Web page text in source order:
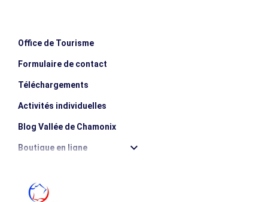
Office de Tourisme
Formulaire de contact
Téléchargements
Activités individuelles
Blog Vallée de Chamonix
Boutique en ligne
Les incontournables